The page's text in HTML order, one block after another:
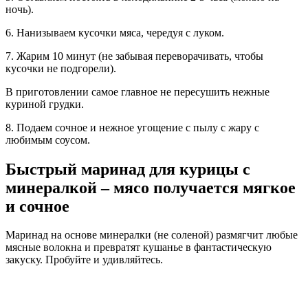
ночь).
6. Нанизываем кусочки мяса, чередуя с луком.
7. Жарим 10 минут (не забывая переворачивать, чтобы
кусочки не подгорели).
В приготовлении самое главное не пересушить нежные
куриной грудки.
8. Подаем сочное и нежное угощение с пылу с жару с
любимым соусом.
Быстрый маринад для курицы с
минералкой – мясо получается мягкое
и сочное
Маринад на основе минералки (не соленой) размягчит любые
мясные волокна и превратят кушанье в фантастическую
закуску. Пробуйте и удивляйтесь.